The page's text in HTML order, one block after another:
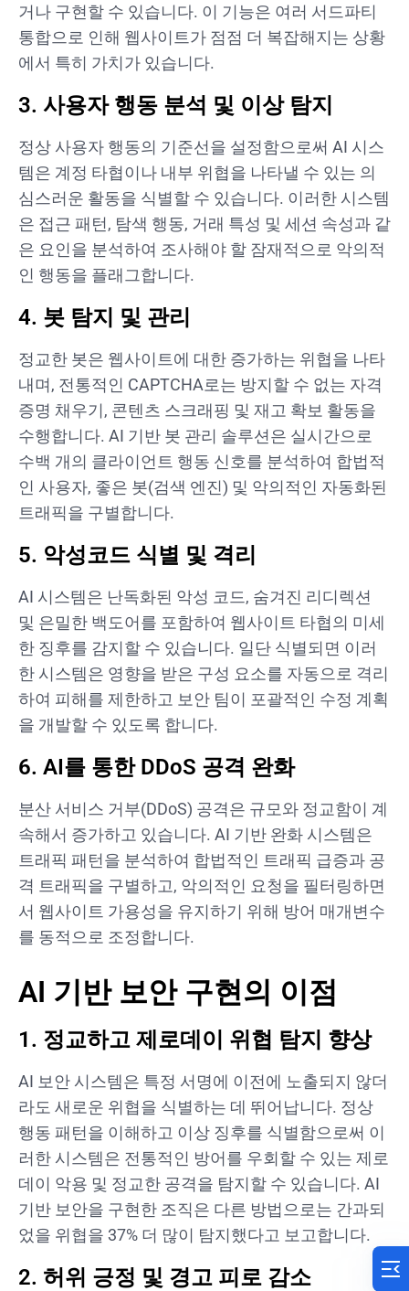
거나 구현할 수 있습니다. 이 기능은 여러 서드파티
통합으로 인해 웹사이트가 점점 더 복잡해지는 상황
에서 특히 가치가 있습니다.
3. 사용자 행동 분석 및 이상 탐지
정상 사용자 행동의 기준선을 설정함으로써 AI 시스
템은 계정 타협이나 내부 위협을 나타낼 수 있는 의
심스러운 활동을 식별할 수 있습니다. 이러한 시스템
은 접근 패턴, 탐색 행동, 거래 특성 및 세션 속성과 같
은 요인을 분석하여 조사해야 할 잠재적으로 악의적
인 행동을 플래그합니다.
4. 봇 탐지 및 관리
정교한 봇은 웹사이트에 대한 증가하는 위협을 나타
내며, 전통적인 CAPTCHA로는 방지할 수 없는 자격
증명 채우기, 콘텐츠 스크래핑 및 재고 확보 활동을
수행합니다. AI 기반 봇 관리 솔루션은 실시간으로
수백 개의 클라이언트 행동 신호를 분석하여 합법적
인 사용자, 좋은 봇(검색 엔진) 및 악의적인 자동화된
트래픽을 구별합니다.
5. 악성코드 식별 및 격리
AI 시스템은 난독화된 악성 코드, 숨겨진 리디렉션
및 은밀한 백도어를 포함하여 웹사이트 타협의 미세
한 징후를 감지할 수 있습니다. 일단 식별되면 이러
한 시스템은 영향을 받은 구성 요소를 자동으로 격리
하여 피해를 제한하고 보안 팀이 포괄적인 수정 계획
을 개발할 수 있도록 합니다.
6. AI를 통한 DDoS 공격 완화
분산 서비스 거부(DDoS) 공격은 규모와 정교함이 계
속해서 증가하고 있습니다. AI 기반 완화 시스템은
트래픽 패턴을 분석하여 합법적인 트래픽 급증과 공
격 트래픽을 구별하고, 악의적인 요청을 필터링하면
서 웹사이트 가용성을 유지하기 위해 방어 매개변수
를 동적으로 조정합니다.
AI 기반 보안 구현의 이점
1. 정교하고 제로데이 위협 탐지 향상
AI 보안 시스템은 특정 서명에 이전에 노출되지 않더
라도 새로운 위협을 식별하는 데 뛰어납니다. 정상
행동 패턴을 이해하고 이상 징후를 식별함으로써 이
러한 시스템은 전통적인 방어를 우회할 수 있는 제로
데이 악용 및 정교한 공격을 탐지할 수 있습니다. AI
기반 보안을 구현한 조직은 다른 방법으로는 간과되
었을 위협을 37% 더 많이 탐지했다고 보고합니다.
2. 허위 긍정 및 경고 피로 감소